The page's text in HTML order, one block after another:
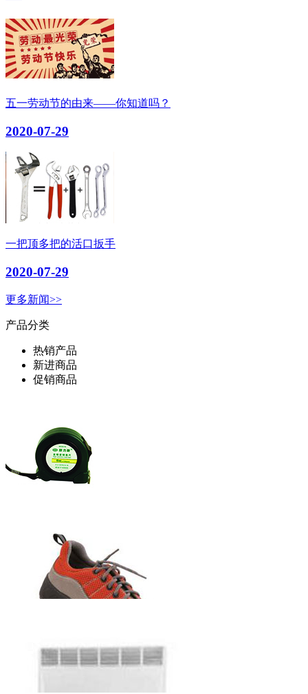
五一劳动节的由来——你知道吗？
2020-07-29
一把顶多把的活口扳手
2020-07-29
更多新闻>>
产品分类
热销产品
新进商品
促销商品